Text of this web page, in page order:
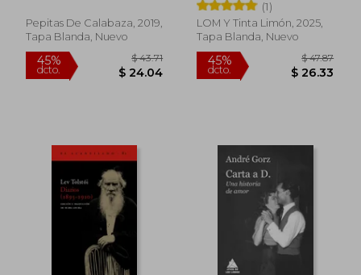
40%
Pepitas De Calabaza, 2019,
Tapa Blanda, Nuevo
(1)
LOM Y Tinta Limón, 2025,
Tapa Blanda, Nuevo